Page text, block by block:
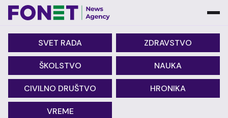
SVET RADA ZDRAVSTVO
ŠKOLSTVO NAUKA
CIVILNO DRUŠTVO HRONIKA
VREME